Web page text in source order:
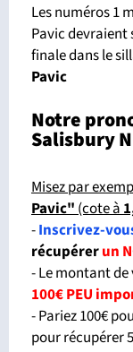
Les numéros 1
Pavic
finale dans le
Pavic
Notre
Salisbury
Misez par
Pavic"(cote à
-Inscrivez-
récupérerun
- Le montant
100€ PEU
- Pariez 100€
pour récupérer